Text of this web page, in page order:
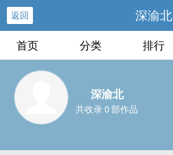
返回 深渝北
首页 分类 排行
深渝北
共收录 0 部作品